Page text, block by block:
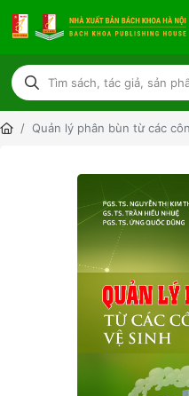
Quản lý phân bùn từ các